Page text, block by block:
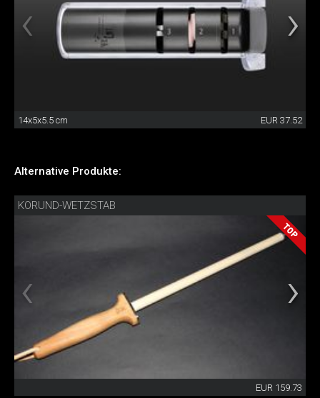
14x5x5.5 cm EUR 37.52
Alternative Produkte:
KORUND-WETZSTAB
EUR 159.73